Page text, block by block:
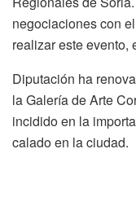
negociaciones con
realizar este evento,
Diputación ha
la Galería de Arte
incidido en la
calado en la ciudad.